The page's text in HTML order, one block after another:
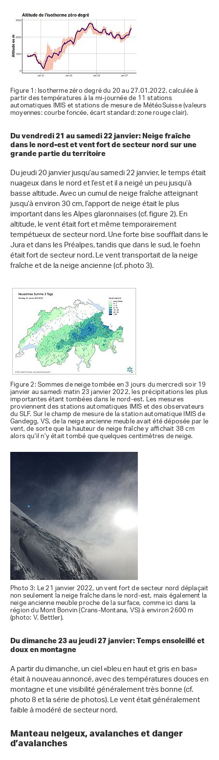
Figure 1: Isotherme zéro degré du 20 au 27.01.2022, calculée à
partir des températures à la mi-journée de 11 stations
automatiques IMIS et stations de mesure de MétéoSuisse (valeurs
moyennes: courbe foncée, écart standard: zone rouge clair).
Du vendredi 21 au samedi 22 janvier: Neige fraîche
dans le nord-est et vent fort de secteur nord sur une
grande partie du territoire
Du jeudi 20 janvier jusqu’au samedi 22 janvier, le temps était
nuageux dans le nord et l’est et il a neigé un peu jusqu’à
basse altitude. Avec un cumul de neige fraîche atteignant
jusqu’à environ 30 cm, l’apport de neige était le plus
important dans les Alpes glaronnaises (cf. figure 2). En
altitude, le vent était fort et même temporairement
tempétueux de secteur nord. Une forte bise soufflait dans le
Jura et dans les Préalpes, tandis que dans le sud, le foehn
était fort de secteur nord. Le vent transportait de la neige
fraîche et de la neige ancienne (cf. photo 3).
Figure 2: Sommes de neige tombée en 3 jours du mercredi soir 19
janvier au samedi matin 23 janvier 2022, les précipitations les plus
importantes étant tombées dans le nord-est. Les mesures
proviennent des stations automatiques IMIS et des observateurs
du SLF. Sur le champ de mesure de la station automatique IMIS de
Gandegg, VS, de la neige ancienne meuble avait été déposée par le
vent, de sorte que la hauteur de neige fraîche y affichait 38 cm
alors qu’il n’y était tombé que quelques centimètres de neige.
Photo 3: Le 21 janvier 2022, un vent fort de secteur nord déplaçait
non seulement la neige fraîche dans le nord-est, mais également la
neige ancienne meuble proche de la surface, comme ici dans la
région du Mont Bonvin (Crans-Montana, VS) à environ 2600 m
(photo: V. Bettler).
Du dimanche 23 au jeudi 27 janvier: Temps ensoleillé et
doux en montagne
A partir du dimanche, un ciel «bleu en haut et gris en bas»
était à nouveau annoncé, avec des températures douces en
montagne et une visibilité généralement très bonne (cf.
photo 8 et la série de photos). Le vent était généralement
faible à modéré de secteur nord.
Manteau neigeux, avalanches et danger
d’avalanches